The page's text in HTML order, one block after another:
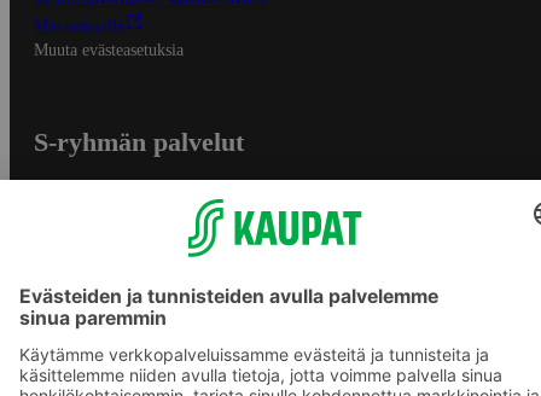
Mainostajalle
Muuta evästeasetuksia
S-ryhmän palvelut
S-ostoslista -sovellus
Prisma.fi
Sokos.fi
S-Pankki